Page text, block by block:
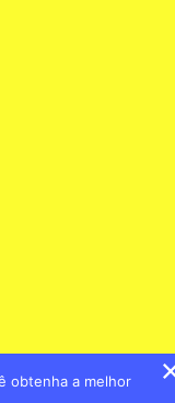
obtenha a melhor